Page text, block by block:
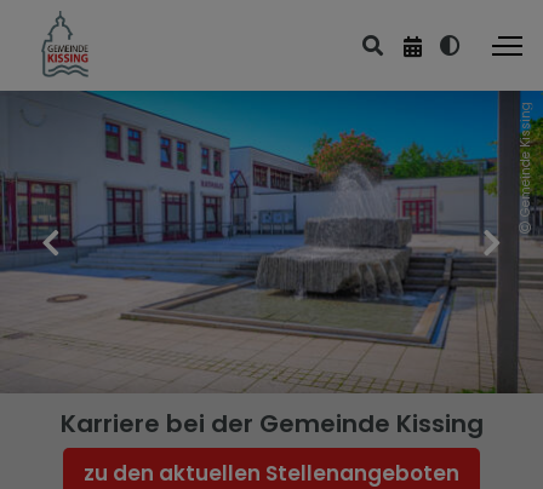
Gemeinde Kissing
Karriere bei der Gemeinde Kissing
zu den aktuellen Stellenangeboten